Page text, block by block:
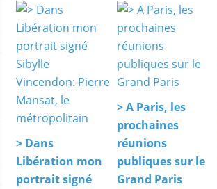
> Dans
Libération mon
portrait signé
> A Paris, les
prochaines
réunions
publiques sur le
Grand Paris